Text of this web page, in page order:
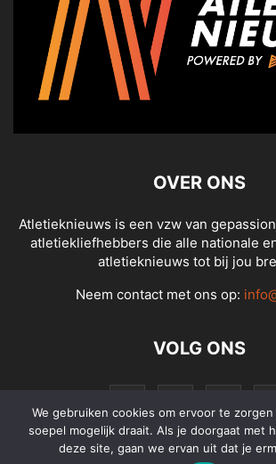
OVER ONS
Atletieknieuws is een vzw van
atletiekliefhebbers die alle nationale
atletieknieuws tot bij jou
Neem contact met ons op:
VOLG ONS
We gebruiken cookies om ervoor te
soepel mogelijk draait. Als je doorgaat met
deze site, gaan we ervan uit dat je